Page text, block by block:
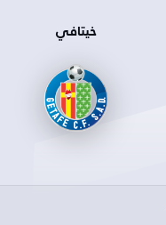
خيتافي